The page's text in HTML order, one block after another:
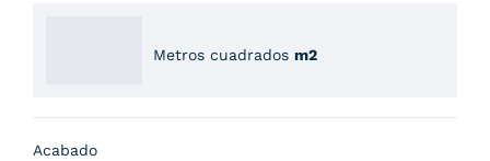
Metros cuadrados m2
Acabado